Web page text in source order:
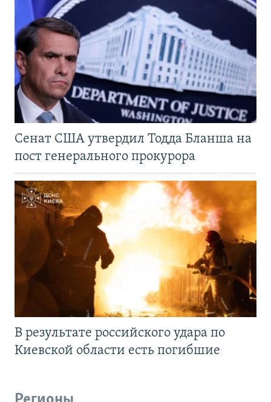
Сенат США утвердил Тодда Бланша на
пост генерального прокурора
В результате российского удара по
Киевской области есть погибшие